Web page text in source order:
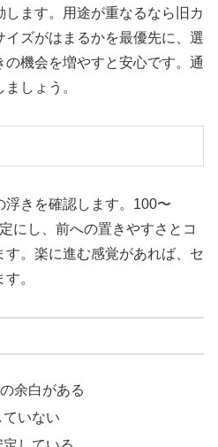
ます。用途が重なるなら旧カ
ズがはまるかを最優先に、選
機会を増やすと安心です。通
しょう。
きを確認します。100〜
にし、前への置きやすさとコ
。楽に進む感覚があれば、セ
。
余白がある
いない